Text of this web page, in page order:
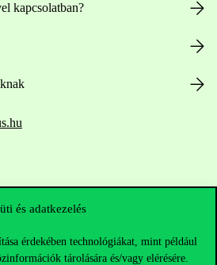
és adatkezelés
érdekében technológiákat, mint például
tárolására és/vagy elérésére.
kapcsolatban?